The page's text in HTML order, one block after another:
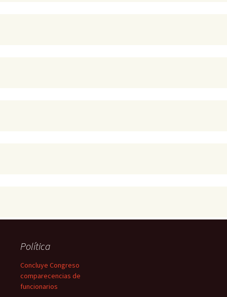
Política
Concluye Congreso
comparecencias de
funcionarios